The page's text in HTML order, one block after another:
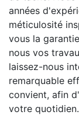
années
méticulosité
vous la
nous vos
laissez-nous
remarquable
convient, afin
votre quotidien.